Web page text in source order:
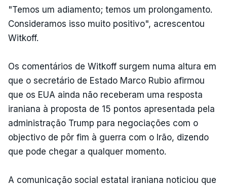
"Temos um adiamento; temos um prolongamento.
Consideramos isso muito positivo", acrescentou
Witkoff.
Os comentários de Witkoff surgem numa altura em
que o secretário de Estado Marco Rubio afirmou
que os EUA ainda não receberam uma resposta
iraniana à proposta de 15 pontos apresentada pela
administração Trump para negociações com o
objectivo de pôr fim à guerra com o Irão, dizendo
que pode chegar a qualquer momento.
A comunicação social estatal iraniana noticiou que